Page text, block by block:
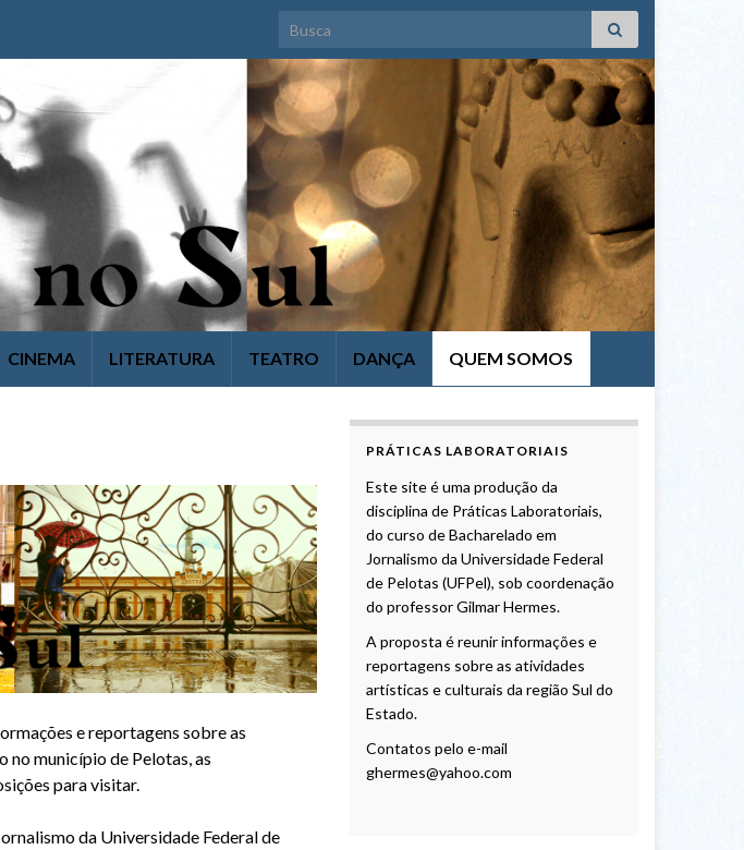
Search for:
CINEMA LITERATURA TEATRO DANÇA QUEM SOMOS
e reportagens sobre as
no município de Pelotas, as
para visitar.
da Universidade Federal de
PRÁTICAS LABORATORIAIS
Este site é uma produção da
disciplina de Práticas Laboratoriais,
do curso de Bacharelado em
Jornalismo da Universidade Federal
de Pelotas (UFPel), sob coordenação
do professor Gilmar Hermes.
A proposta é reunir informações e
reportagens sobre as atividades
artísticas e culturais da região Sul do
Estado.
Contatos pelo e-mail
ghermes@yahoo.com